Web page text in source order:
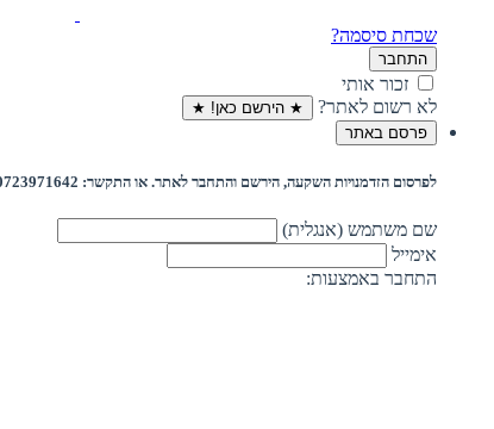
שכחת סיסמה?
התחבר
זכור אותי
לא רשום לאתר?
★ הירשם כאן! ★
פרסם באתר
לפרסום הזדמנויות השקעה, הירשם והתחבר לאתר. או התקשר: 0723971642
שם משתמש (אנגלית)
אימייל
התחבר באמצעות: